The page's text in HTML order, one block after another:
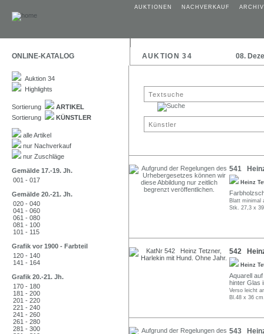
AUKTIONEN NACHVERKAUF ARCHIV
ONLINE-KATALOG AUKTION 34 08.
Auktion 34
Highlights
Sortierung
ARTIKEL
Sortierung
KÜNSTLER
alle Artikel
nur Nachverkauf
nur Zuschläge
Gemälde 17.-19. Jh.
001 - 017
Gemälde 20.-21. Jh.
020 - 040
041 - 060
061 - 080
081 - 100
101 - 115
Grafik vor 1900 - Farbteil
120 - 140
141 - 164
Grafik 20.-21. Jh.
170 - 180
181 - 200
201 - 220
221 - 240
241 - 260
261 - 280
281 - 300
541
Heinz
Blatt minimal
Stk. 27,3 x
542
Heinz
Aquarell
hinter Glas
Verso leicht
Bl.48 x 36
543